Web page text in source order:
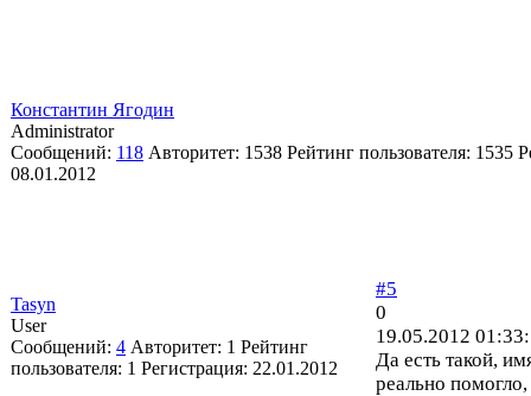
Константин Ягодин
Administrator
Сообщений: 118 Авторитет: 1538 Рейтинг пользователя: 1535
08.01.2012
Tasyn
User
Сообщений: 4 Авторитет: 1 Рейтинг
пользователя: 1 Регистрация: 22.01.2012
#5
0
19.05.2012
Да есть такой,
реально помогло,